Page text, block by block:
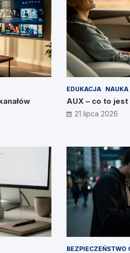
EDUKACJA NAUKA
AUX – co to jest
21 lipca 2026
BEZPIECZEŃSTWO